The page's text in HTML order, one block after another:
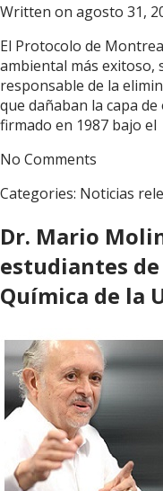
Written on agosto 31,
El Protocolo de
ambiental más exitoso,
responsable de la
que dañaban la capa
firmado en 1987 bajo el
No Comments
Categories: Noticias
Dr. Mario
estudiantes
Química de la